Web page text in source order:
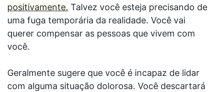
positivamente. Talvez você esteja precisando de
uma fuga temporária da realidade. Você vai
querer compensar as pessoas que vivem com
você.
Geralmente sugere que você é incapaz de lidar
com alguma situação dolorosa. Você descartará